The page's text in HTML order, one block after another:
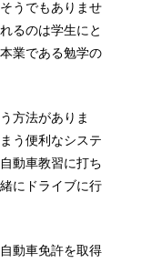
うでもありませ
るのは学生にと
業である勉学の
方法がありま
う便利なシステ
動車教習に打ち
にドライブに行
動車免許を取得